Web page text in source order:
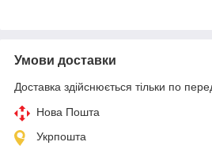
Умови доставки
Доставка здійснюється тільки по
Нова Пошта
Укрпошта